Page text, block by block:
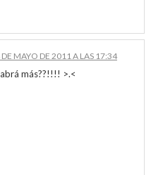
DE MAYO DE 2011 A LAS 17:34
más??!!!! >.<